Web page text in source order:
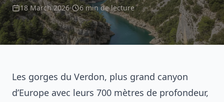
18 March 2026 6 min de lecture
Les gorges du Verdon, plus grand canyon
d’Europe avec leurs 700 mètres de profondeur,